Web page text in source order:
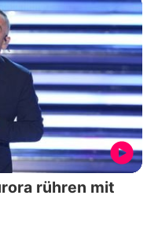
rühren mit